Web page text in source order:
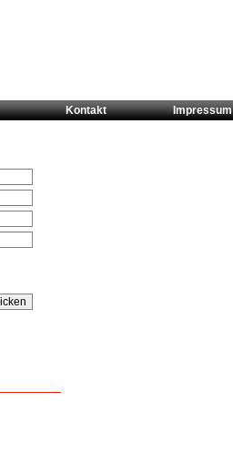
Kontakt Impressum